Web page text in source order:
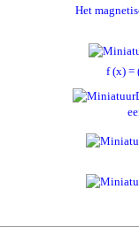
Het
f (x) =